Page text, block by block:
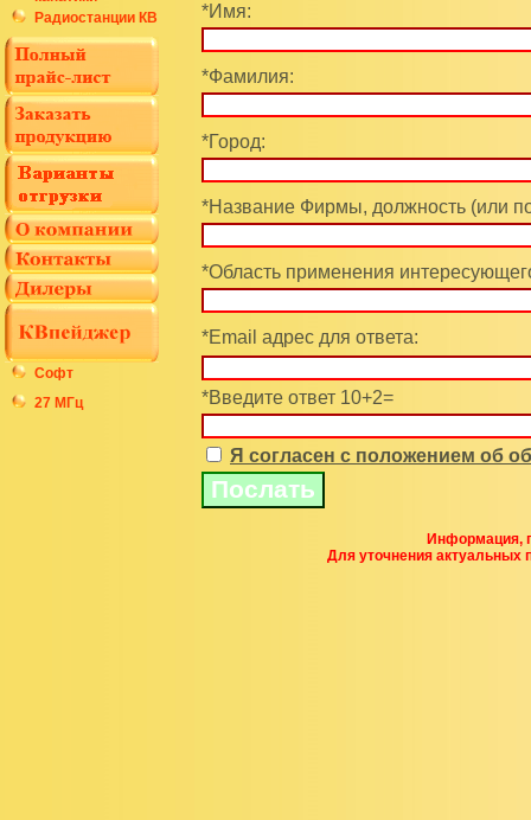
Радиостанции КВ
Софт
27 МГц
*Имя:
*Фамилия:
*Город:
*Название Фирмы, должность (или
*Область применения
*Email адрес для ответа:
*Введите ответ 10+2=
Я согласен с положением об
Информация,
Для уточнения актуальных